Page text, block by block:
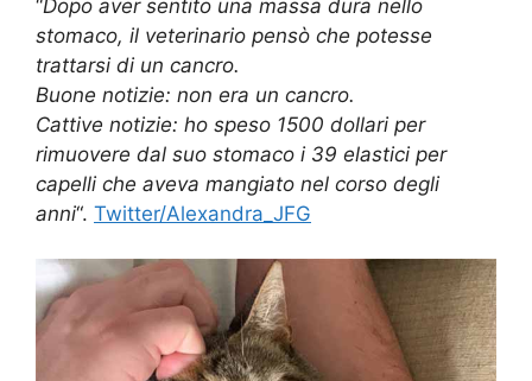
“Dopo aver sentito una massa dura nello
stomaco, il veterinario pensò che potesse
trattarsi di un cancro.
Buone notizie: non era un cancro.
Cattive notizie: ho speso 1500 dollari per
rimuovere dal suo stomaco i 39 elastici per
capelli che aveva mangiato nel corso degli
anni“. Twitter/Alexandra_JFG